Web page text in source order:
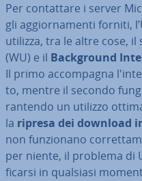
Per con­tat­ta­re i server
gli ag­gior­na­men­ti forniti,
utilizza, tra le altre cose, il
(WU) e il Back­ground
Il primo ac­com­pa­gna
to, mentre il secondo
ran­ten­do un utilizzo
la ripresa dei download
non fun­zio­na­no
per niente, il problema di
fi­car­si in qualsiasi